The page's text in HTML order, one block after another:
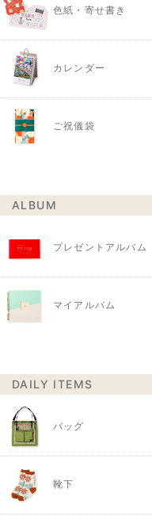
色紙・寄せ書き
カレンダー
ご祝儀袋
ALBUM
プレゼントアルバム
マイアルバム
DAILY ITEMS
バッグ
靴下